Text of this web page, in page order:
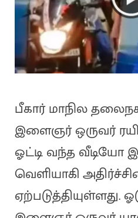
பீகார் மாநில
இளைஞர் ஒருவர்
ஓட்டி வந்த
வெளியாகி
ஏற்படுத்தியுள்ளது.